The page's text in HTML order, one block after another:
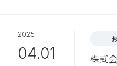
2025
04.01
株式